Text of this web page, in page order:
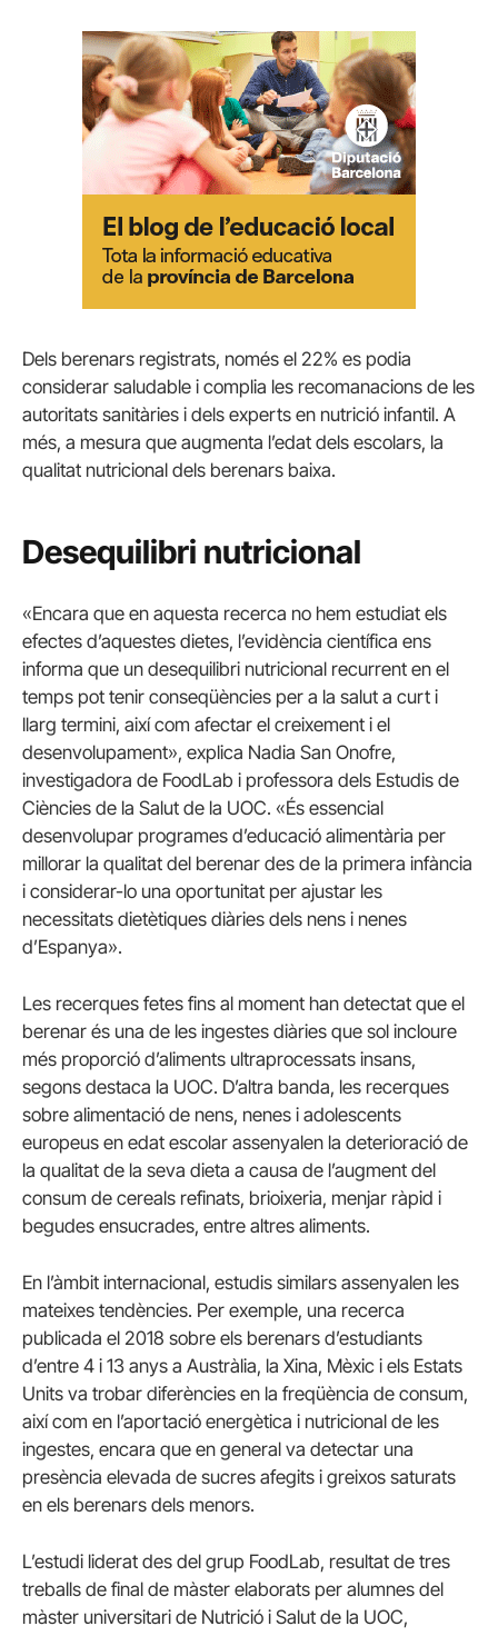
Dels berenars registrats, només el 22% es podia
considerar saludable i complia les recomanacions de les
autoritats sanitàries i dels experts en nutrició infantil. A
més, a mesura que augmenta l’edat dels escolars, la
qualitat nutricional dels berenars baixa.
Desequilibri nutricional
«Encara que en aquesta recerca no hem estudiat els
efectes d’aquestes dietes, l’evidència científica ens
informa que un desequilibri nutricional recurrent en el
temps pot tenir conseqüències per a la salut a curt i
llarg termini, així com afectar el creixement i el
desenvolupament», explica Nadia San Onofre,
investigadora de FoodLab i professora dels Estudis de
Ciències de la Salut de la UOC. «És essencial
desenvolupar programes d’educació alimentària per
millorar la qualitat del berenar des de la primera infància
i considerar-lo una oportunitat per ajustar les
necessitats dietètiques diàries dels nens i nenes
d’Espanya».
Les recerques fetes fins al moment han detectat que el
berenar és una de les ingestes diàries que sol incloure
més proporció d’aliments ultraprocessats insans,
segons destaca la UOC. D’altra banda, les recerques
sobre alimentació de nens, nenes i adolescents
europeus en edat escolar assenyalen la deterioració de
la qualitat de la seva dieta a causa de l’augment del
consum de cereals refinats, brioixeria, menjar ràpid i
begudes ensucrades, entre altres aliments.
En l’àmbit internacional, estudis similars assenyalen les
mateixes tendències. Per exemple, una recerca
publicada el 2018 sobre els berenars d’estudiants
d’entre 4 i 13 anys a Austràlia, la Xina, Mèxic i els Estats
Units va trobar diferències en la freqüència de consum,
així com en l’aportació energètica i nutricional de les
ingestes, encara que en general va detectar una
presència elevada de sucres afegits i greixos saturats
en els berenars dels menors.
L’estudi liderat des del grup FoodLab, resultat de tres
treballs de final de màster elaborats per alumnes del
màster universitari de Nutrició i Salut de la UOC,